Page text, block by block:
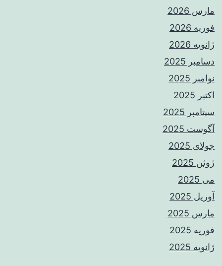
مارس 2026
فوریه 2026
ژانویه 2026
دسامبر 2025
نوامبر 2025
اکتبر 2025
سپتامبر 2025
آگوست 2025
جولای 2025
ژوئن 2025
می 2025
آوریل 2025
مارس 2025
فوریه 2025
ژانویه 2025